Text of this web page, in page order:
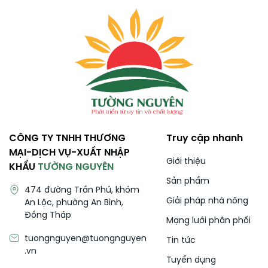
CÔNG TY TNHH THƯƠNG
MẠI-DỊCH VỤ-XUẤT NHẬP
KHẨU TƯỜNG NGUYÊN
474 đường Trần Phú, khóm
An Lộc, phường An Bình,
Đồng Tháp
tuongnguyen@tuongnguyen
.vn
Truy cập nhanh
Giới thiệu
Sản phẩm
Giải pháp nhà nông
Mạng lưới phân phối
Tin tức
Tuyển dụng